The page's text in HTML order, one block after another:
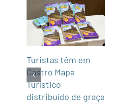
Turistas têm em
Castro Mapa
Turístico
distribuído de graça